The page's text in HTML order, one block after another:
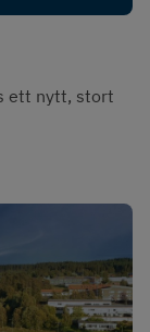
ett nytt, stort